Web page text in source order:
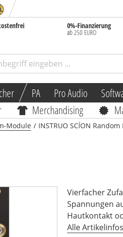
0%-Finanzierung
ab 250 EURO
PA Pro Audio
Merchandising
Module / INSTRUO SCÍON
Vierfacher
Spannungen
Hautkontakt
Alle Artikelinfos